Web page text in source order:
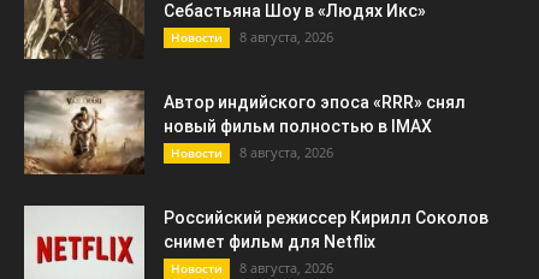
Себастьяна Шоу в «Людях Икс»
Новости 8 августа, 2026
Автор индийского эпоса «RRR» снял
новый фильм полностью в IMAX
Новости 8 августа, 2026
Российский режиссер Кирилл Соколов
снимет фильм для Netflix
Новости 8 августа, 2026